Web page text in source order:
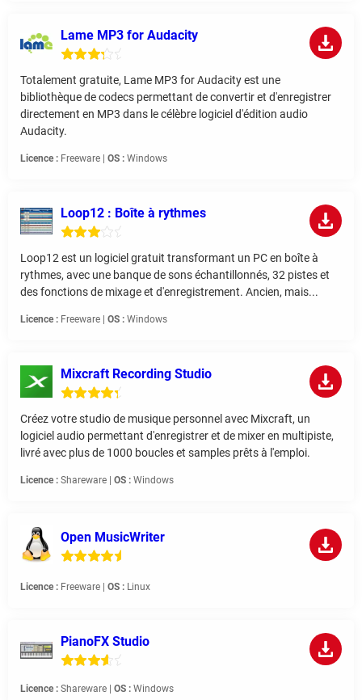
Lame MP3 for Audacity
Totalement gratuite, Lame MP3 for Audacity est une
bibliothèque de codecs permettant de convertir et d'enregistrer
directement en MP3 dans le célèbre logiciel d'édition audio
Audacity.
Licence : Freeware | OS : Windows
Loop12 : Boîte à rythmes
Loop12 est un logiciel gratuit transformant un PC en boîte à
rythmes, avec une banque de sons échantillonnés, 32 pistes et
des fonctions de mixage et d'enregistrement. Ancien, mais...
Licence : Freeware | OS : Windows
Mixcraft Recording Studio
Créez votre studio de musique personnel avec Mixcraft, un
logiciel audio permettant d'enregistrer et de mixer en multipiste,
livré avec plus de 1000 boucles et samples prêts à l'emploi.
Licence : Shareware | OS : Windows
Open MusicWriter
Licence : Freeware | OS : Linux
PianoFX Studio
Licence : Shareware | OS : Windows